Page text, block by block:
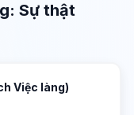
Sự thật
Việc làng)